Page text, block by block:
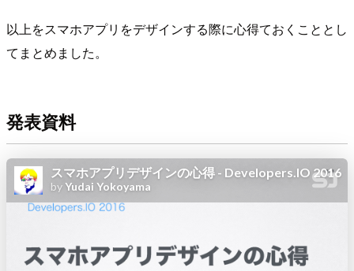
以上をスマホアプリをデザインする際に心得ておくこととし
てまとめました。
発表資料